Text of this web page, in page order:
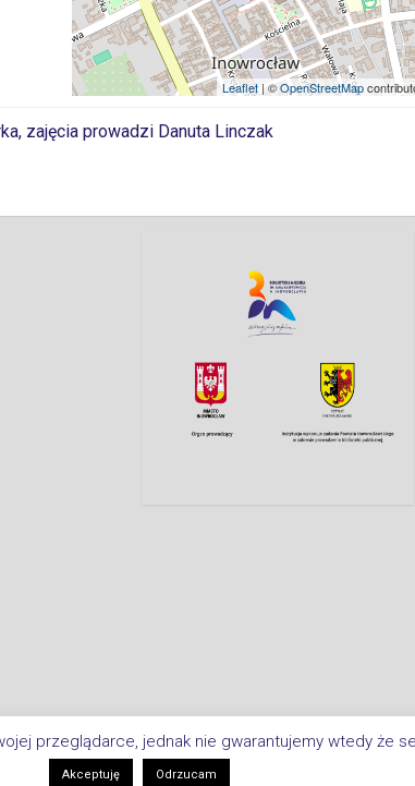
Leaflet | ©OpenStreetMap
zajęcia prowadzi Danuta Linczak
Copyright © 2026 Biblioteka Miejska Im.
przeglądarce, jednak nie gwarantujemy wtedy że
Akceptuję Odrzucam